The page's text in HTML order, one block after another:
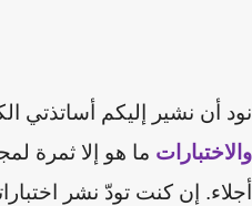
أن نشير إليكم أساتذتي
ما هو إلا ثمرة
إن كنت تودّ نشر